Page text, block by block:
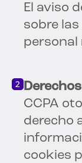
El aviso
sobre
personal
CCPA
derecho
cookies